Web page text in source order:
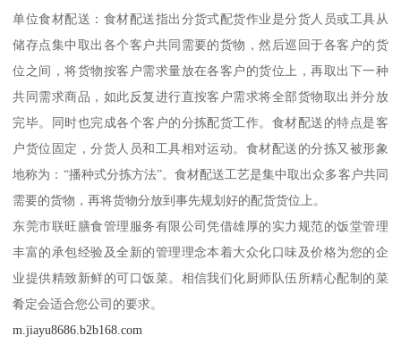
单位食材配送：食材配送指出分货式配货作业是分货人员或工具从
储存点集中取出各个客户共同需要的货物，然后巡回于各客户的货
位之间，将货物按客户需求量放在各客户的货位上，再取出下一种
共同需求商品，如此反复进行直按客户需求将全部货物取出并分放
完毕。同时也完成各个客户的分拣配货工作。食材配送的特点是客
户货位固定，分货人员和工具相对运动。食材配送的分拣又被形象
地称为：“播种式分拣方法”。食材配送工艺是集中取出众多客户共同
需要的货物，再将货物分放到事先规划好的配货货位上。
东莞市联旺膳食管理服务有限公司凭借雄厚的实力规范的饭堂管理
丰富的承包经验及全新的管理理念本着大众化口味及价格为您的企
业提供精致新鲜的可口饭菜。相信我们化厨师队伍所精心配制的菜
肴定会适合您公司的要求。
m.jiayu8686.b2b168.com